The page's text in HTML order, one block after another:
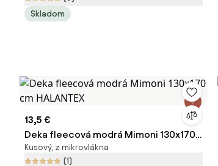
Skladom
13,5 €
Deka fleecová modrá Mimoni 130x170
cm HALANTEX
Kusový, z mikrovlákna
(1)